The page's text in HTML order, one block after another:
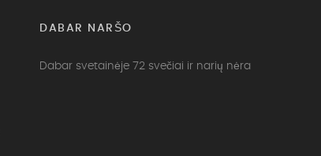
DABAR NARŠO
Dabar svetainėje 72 svečiai ir narių nėra